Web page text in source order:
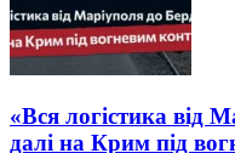
«Вся логістика від
далі на Крим під